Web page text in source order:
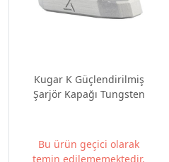
Kugar K Güçlendirilmiş
Şarjör Kapağı Tungsten
Bu ürün geçici olarak
temin edilememektedir.